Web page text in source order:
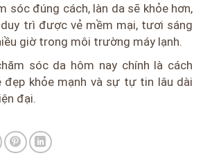
sóc đúng cách, làn da sẽ khỏe hơn,
trì được vẻ mềm mại, tươi sáng
giờ trong môi trường máy lạnh.
sóc da hôm nay chính là cách
đẹp khỏe mạnh và sự tự tin lâu dài
đại.